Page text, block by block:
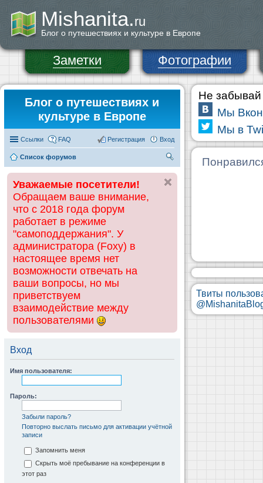
Mishanita.ru
Блог о путешествиях и культуре в Европе
Заметки Фотографии
Блог о путешествиях и
культуре в Европе
Ссылки FAQ Вход
Регистрация
Список форумов
ск
Уважаемые посетители!
Обращаем ваше внимание,
что с 2018 года форум
работает в режиме
"самоподдержания". У
администратора (Foxy) в
настоящее время нет
возможности отвечать на
ваши вопросы, но мы
приветствуем
взаимодействие между
пользователями
Вход
Имя пользователя:
Пароль:
Забыли пароль?
Повторно выслать письмо для активации учётной
записи
Запомнить меня
Скрыть моё пребывание на конференции в
этот раз
Не забывай
Мы
Мы в
Твиты